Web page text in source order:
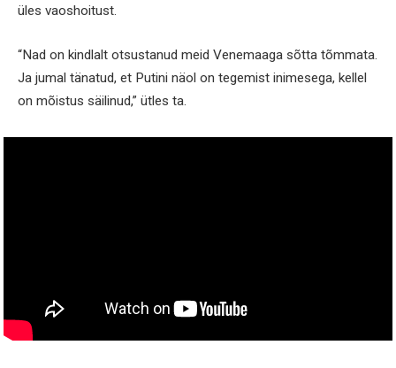
üles vaoshoitust.
“Nad on kindlalt otsustanud meid Venemaaga sõtta tõmmata.
Ja jumal tänatud, et Putini näol on tegemist inimesega, kellel
on mõistus säilinud,” ütles ta.